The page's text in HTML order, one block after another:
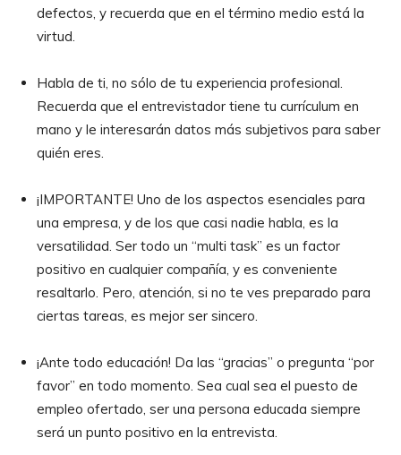
defectos, y recuerda que en el término medio está la
virtud.
Habla de ti, no sólo de tu experiencia profesional.
Recuerda que el entrevistador tiene tu currículum en
mano y le interesarán datos más subjetivos para saber
quién eres.
¡IMPORTANTE! Uno de los aspectos esenciales para
una empresa, y de los que casi nadie habla, es la
versatilidad. Ser todo un “multi task” es un factor
positivo en cualquier compañía, y es conveniente
resaltarlo. Pero, atención, si no te ves preparado para
ciertas tareas, es mejor ser sincero.
¡Ante todo educación! Da las “gracias” o pregunta “por
favor” en todo momento. Sea cual sea el puesto de
empleo ofertado, ser una persona educada siempre
será un punto positivo en la entrevista.